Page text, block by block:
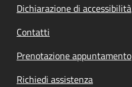
Dichiarazione di accessibilità
Contatti
Prenotazione appuntamento
Richiedi assistenza